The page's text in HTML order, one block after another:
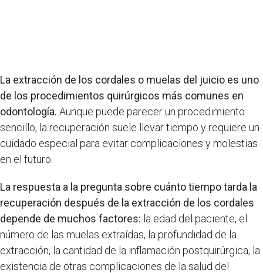
La extracción de los cordales o muelas del juicio es uno
de los procedimientos quirúrgicos más comunes en
odontología. Aunque puede parecer un procedimiento
sencillo, la recuperación suele llevar tiempo y requiere un
cuidado especial para evitar complicaciones y molestias
en el futuro.
La respuesta a la pregunta sobre cuánto tiempo tarda la
recuperación después de la extracción de los cordales
depende de muchos factores: la edad del paciente, el
número de las muelas extraídas, la profundidad de la
extracción, la cantidad de la inflamación postquirúrgica, la
existencia de otras complicaciones de la salud del